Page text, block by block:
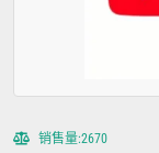
销售量:2670